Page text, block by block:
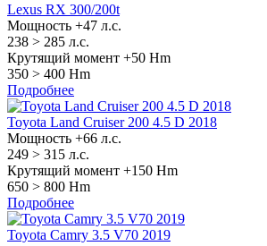
Lexus RX 300/200t
Мощность +47 л.с.
238 > 285 л.с.
Крутящий момент +50 Hm
350 > 400 Hm
Подробнее
Toyota Land Cruiser 200 4.5 D 2018
Мощность +66 л.с.
249 > 315 л.с.
Крутящий момент +150 Hm
650 > 800 Hm
Подробнее
Toyota Camry 3.5 V70 2019